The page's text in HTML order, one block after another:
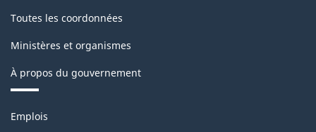
Toutes les coordonnées
Ministères et organismes
À propos du gouvernement
Thèmes
Emplois